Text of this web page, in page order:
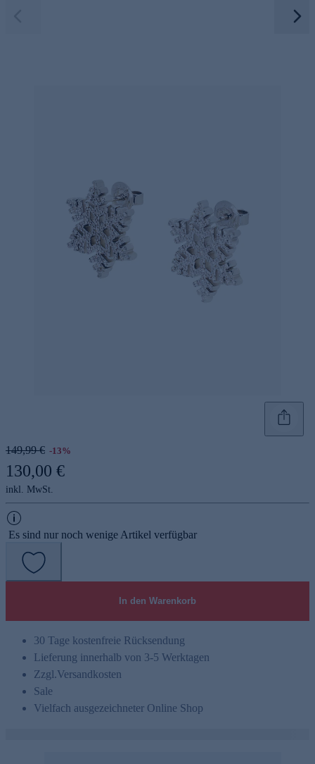
149,99 € -13%
130,00 €
inkl. MwSt.
Es sind nur noch wenige Artikel verfügbar
In den Warenkorb
30 Tage kostenfreie Rücksendung
Lieferung innerhalb von 3-5 Werktagen
Zzgl.Versandkosten
Sale
Vielfach ausgezeichneter Online Shop